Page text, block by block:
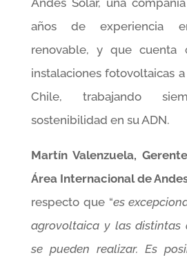
años de experiencia
renovable, y que cuenta
instalaciones fotovoltaicas
Chile, trabajando
sostenibilidad en su ADN.
Martín Valenzuela,
Área Internacional de
respecto que “es
agrovoltaica y las distintas
se pueden realizar. Es